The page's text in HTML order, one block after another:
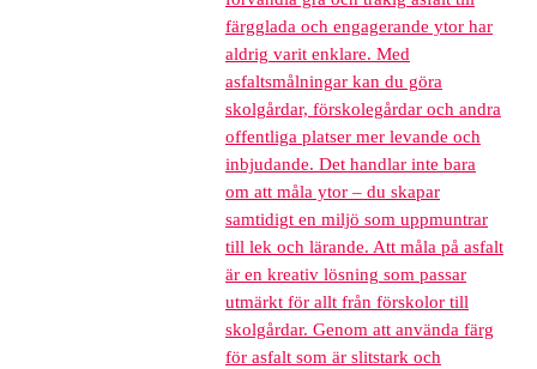
färgglada och engagerande ytor har
aldrig varit enklare. Med
asfaltsmålningar kan du göra
skolgårdar, förskolegårdar och andra
offentliga platser mer levande och
inbjudande. Det handlar inte bara
om att måla ytor – du skapar
samtidigt en miljö som uppmuntrar
till lek och lärande. Att måla på asfalt
är en kreativ lösning som passar
utmärkt för allt från förskolor till
skolgårdar. Genom att använda färg
för asfalt som är slitstark och